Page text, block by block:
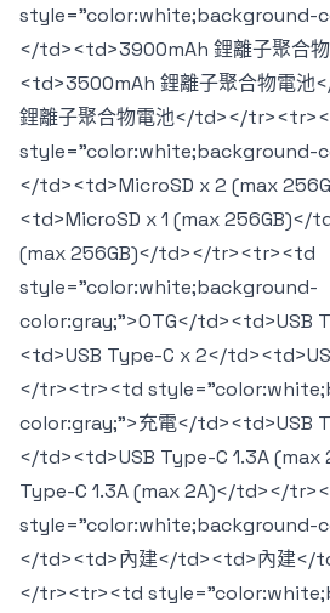
style="color:white;background-
</td><td>3900mAh 鋰離子聚合
<td>3500mAh 鋰離子聚合物電
鋰離子聚合物電池</td></
style="color:white;background-
</td><td>MicroSD x 2 (max
<td>MicroSD x 1 (max 256GB)</
(max 256GB)</td></tr><tr><td
style="color:white;background-
color:gray;">OTG</td><td>USB
<td>USB Type-C x 2</
</tr><tr><td
color:gray;">充電</td><td>USB
</td><td>USB Type-C 1.3A
Type-C 1.3A (max 2A)</td></
style="color:white;background-
</td><td>內建</td><td>內建</
</tr><tr><td